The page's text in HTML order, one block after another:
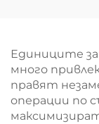
Единиците за
много
правят
операции по